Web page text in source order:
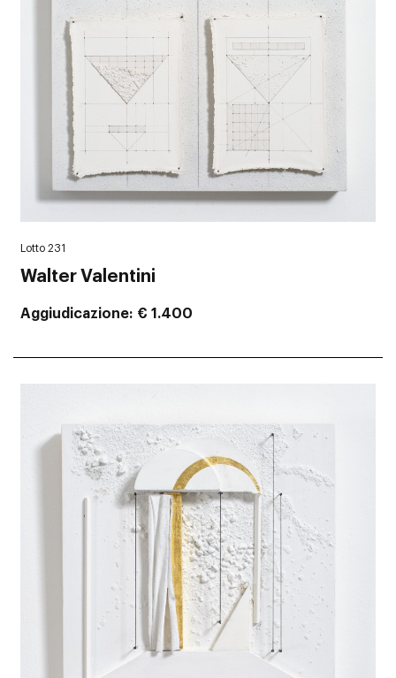
Lotto 231
Walter Valentini
Aggiudicazione € 1.400